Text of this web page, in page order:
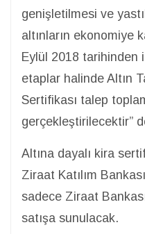
genişletilmesi ve
altınların ekonomiye
Eylül 2018 tarihinden
etaplar halinde Altın
Sertifikası talep
gerçekleştirilecektir”
Altına dayalı kira
Ziraat Katılım
sadece Ziraat
satışa sunulacak.